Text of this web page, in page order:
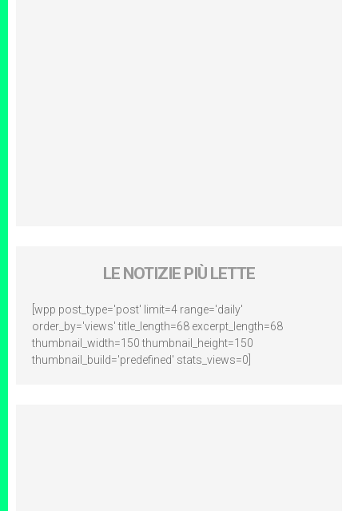
LE NOTIZIE PIÙ LETTE
[wpp post_type='post' limit=4 range='daily'
order_by='views' title_length=68 excerpt_length=68
thumbnail_width=150 thumbnail_height=150
thumbnail_build='predefined' stats_views=0]